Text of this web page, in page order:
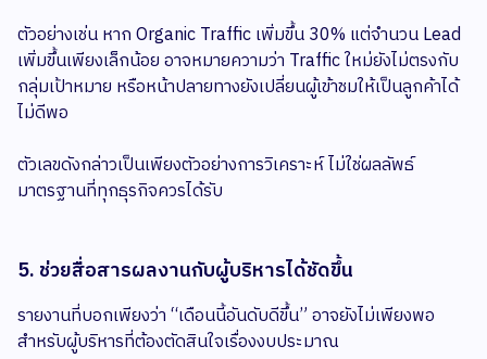
ตัวอย่างเช่น หาก Organic Traffic เพิ่มขึ้น 30% แต่จำนวน Lead
เพิ่มขึ้นเพียงเล็กน้อย อาจหมายความว่า Traffic ใหม่ยังไม่ตรงกับ
กลุ่มเป้าหมาย หรือหน้าปลายทางยังเปลี่ยนผู้เข้าชมให้เป็นลูกค้าได้
ไม่ดีพอ
ตัวเลขดังกล่าวเป็นเพียงตัวอย่างการวิเคราะห์ ไม่ใช่ผลลัพธ์
มาตรฐานที่ทุกธุรกิจควรได้รับ
5. ช่วยสื่อสารผลงานกับผู้บริหารได้ชัดขึ้น
รายงานที่บอกเพียงว่า “เดือนนี้อันดับดีขึ้น” อาจยังไม่เพียงพอ
สำหรับผู้บริหารที่ต้องตัดสินใจเรื่องงบประมาณ